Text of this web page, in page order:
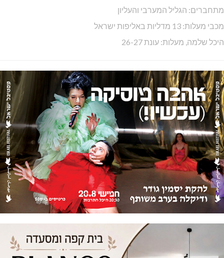
מתחברים: הגליל המערבי והעליון
מכבי מעלות: 13 מדליות באליפות ישראל
היכל שלמה, מעלות: עונת 26-27